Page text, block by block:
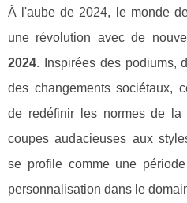
À l'aube de 2024, le monde
une révolution avec de
2024. Inspirées des podiums,
des changements sociétaux,
de redéfinir les normes de
coupes audacieuses aux
se profile comme une
personnalisation dans le